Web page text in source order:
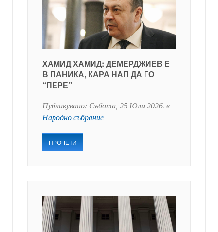
ХАМИД ХАМИД: ДЕМЕРДЖИЕВ Е
В ПАНИКА, КАРА НАП ДА ГО
“ПЕРЕ”
Публикувано: Събота, 25 Юли 2026. в
Народно събрание
ПРОЧЕТИ